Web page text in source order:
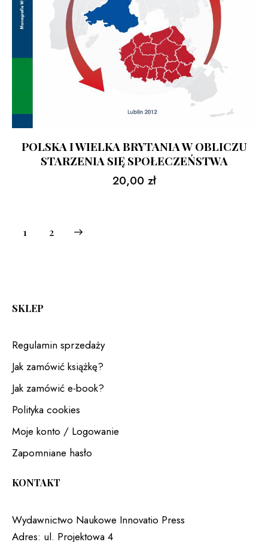
POLSKA I WIELKA BRYTANIA W OBLICZU
STARZENIA SIĘ SPOŁECZEŃSTWA
20,00 zł
1 2
→
SKLEP
Regulamin sprzedaży
Jak zamówić książkę?
Jak zamówić e-book?
Polityka cookies
Moje konto / Logowanie
Zapomniane hasło
KONTAKT
Wydawnictwo Naukowe Innovatio Press
Adres: ul. Projektowa 4